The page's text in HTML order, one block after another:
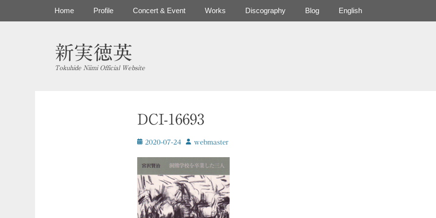
新実徳英
Tokuhide Niimi Official Website
メインメニュー
Home Profile Concert & Event Works Discography Blog English
DCI-16693
投 2020-07-24
投 ｗebmaster